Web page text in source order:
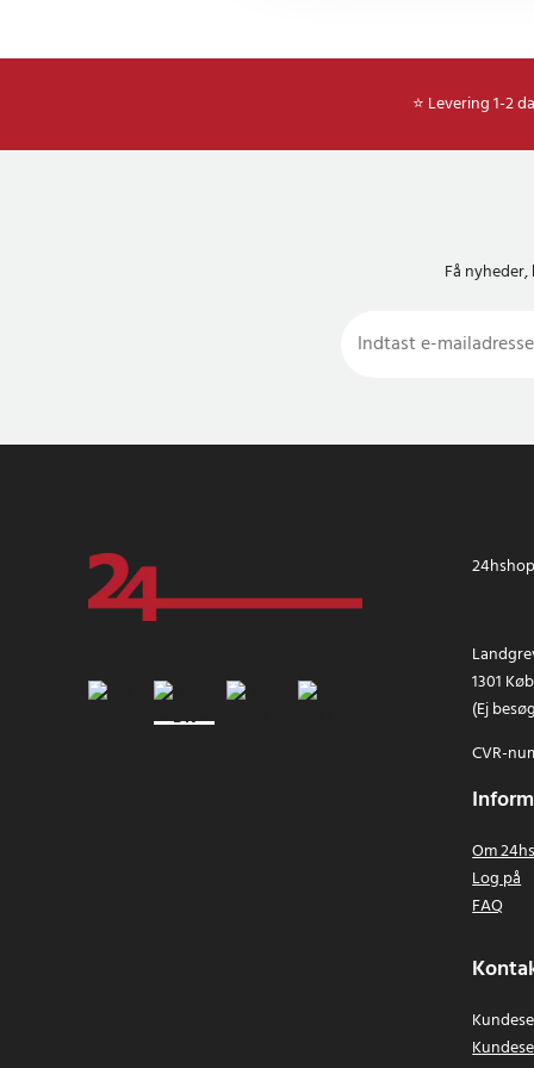
-
- Strømforsyning:
- Vægt: 2 260 g
Article number:128027
⭐ Levering 1-2
Få
1301
(Ej
CVR-
Om
Log på
FAQ